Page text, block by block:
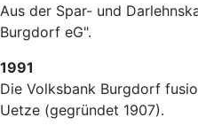
Aus der Spar- und
Burgdorf eG".
1991
Die Volksbank Burgdorf
Uetze (gegründet 1907).